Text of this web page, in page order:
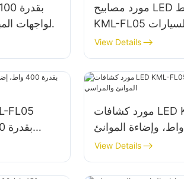
مورد مصابيح LED بقدرة 150 واط
KML-FL05 لإضاءة مواقف السيارات
ومنطقة التخزين
View Details
مورد كشافات LED KML-FL05
بقدرة 300 واط، وإضاءة الموانئ
والمراسي
View Details